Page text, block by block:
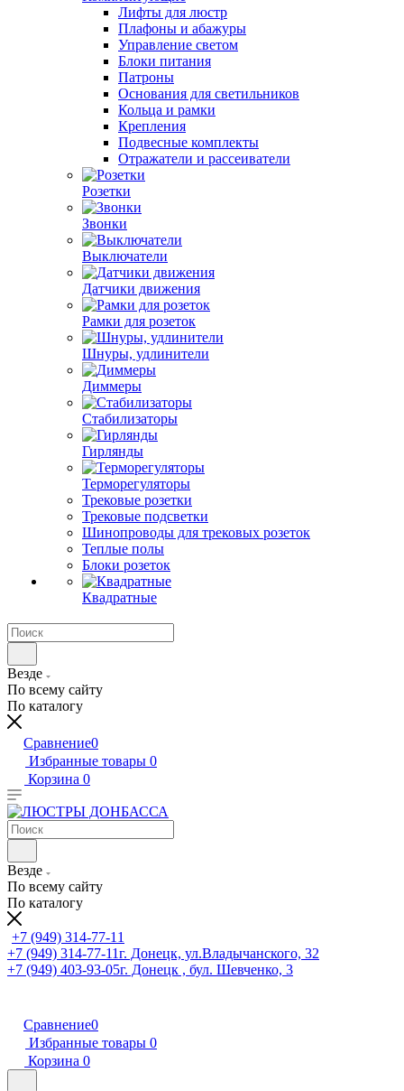
Лифты для люстр
Плафоны и абажуры
Управление светом
Блоки питания
Патроны
Основания для светильников
Кольца и рамки
Крепления
Подвесные комплекты
Отражатели и рассеиватели
Розетки
Звонки
Выключатели
Датчики движения
Рамки для розеток
Шнуры, удлинители
Диммеры
Стабилизаторы
Гирлянды
Терморегуляторы
Трековые розетки
Трековые подсветки
Шинопроводы для трековых розеток
Теплые полы
Блоки розеток
Квадратные
Везде
По всему сайту
По каталогу
Сравнение0
Избранные товары 0
Корзина 0
Везде
По всему сайту
По каталогу
+7 (949) 314-77-11
+7 (949) 314-77-11г. Донецк, ул.Владычанского, 32
+7 (949) 403-93-05г. Донецк , бул. Шевченко, 3
Сравнение0
Избранные товары 0
Корзина 0